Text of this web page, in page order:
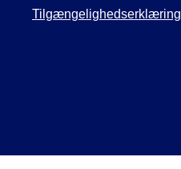
Tilgængelighedserklæring